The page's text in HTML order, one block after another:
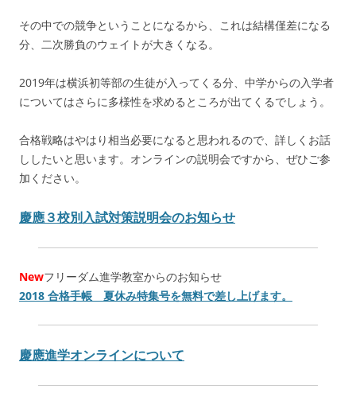
その中での競争ということになるから、これは結構僅差になる
分、二次勝負のウェイトが大きくなる。
2019年は横浜初等部の生徒が入ってくる分、中学からの入学者
についてはさらに多様性を求めるところが出てくるでしょう。
合格戦略はやはり相当必要になると思われるので、詳しくお話
ししたいと思います。オンラインの説明会ですから、ぜひご参
加ください。
慶應３校別入試対策説明会のお知らせ
Newフリーダム進学教室からのお知らせ
2018 合格手帳 夏休み特集号を無料で差し上げます。
慶應進学オンラインについて